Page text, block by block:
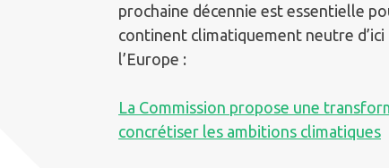
prochaine décennie est essentielle
continent climatiquement neutre
l’Europe :
La Commission propose une
concrétiser les ambitions climatiques